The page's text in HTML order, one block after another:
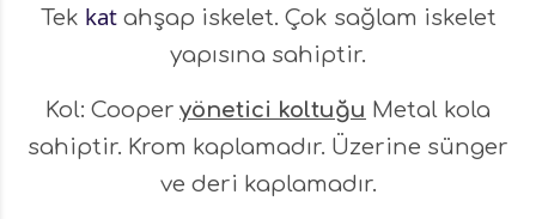
Tek katahşap iskelet. Çok sağlam iskelet
yapısına sahiptir.
Kol: Cooper yönetici koltuğu Metal kola
sahiptir. Krom kaplamadır. Üzerine sünger
ve deri kaplamadır.